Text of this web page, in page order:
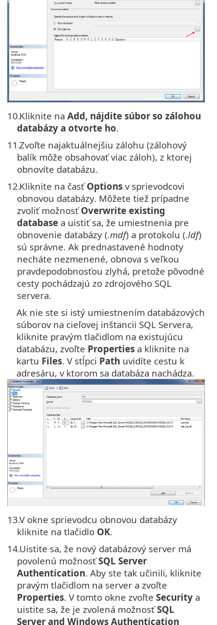
10.Kliknite na Add, nájdite súbor so zálohou
databázy a otvorte ho.
11.Zvoľte najaktuálnejšiu zálohu (zálohový
balík môže obsahovať viac záloh), z ktorej
obnovíte databázu.
12.Kliknite na časťOptions v sprievodcovi
obnovou databázy. Môžete tiež prípadne
zvoliť možnosťOverwrite existing
database a uistiť sa, že umiestnenia pre
obnovenie databázy (.mdf) a protokolu (.ldf)
sú správne. Ak prednastavené hodnoty
necháte nezmenené, obnova s veľkou
pravdepodobnosťou zlyhá, pretože pôvodné
cesty pochádzajú zo zdrojového SQL
servera.
Ak nie ste si istý umiestnením databázových
súborov na cieľovej inštancii SQL Servera,
kliknite pravým tlačidlom na existujúcu
databázu, zvoľte Properties a kliknite na
kartu Files. V stĺpci Path uvidíte cestu k
adresáru, v ktorom sa databáza nachádza.
13.V okne sprievodcu obnovou databázy
kliknite na tlačidlo OK.
14.Uistite sa, že nový databázový server má
povolenú možnosťSQL Server
Authentication. Aby ste tak učinili, kliknite
pravým tlačidlom na server a zvoľte
Properties. V tomto okne zvoľte Security a
uistite sa, že je zvolená možnosťSQL
Server and Windows Authentication